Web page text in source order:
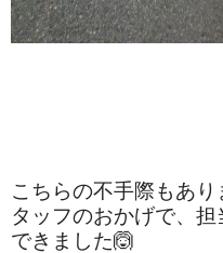
こちらの不手際もあ
タッフのおかげで、
できました🙆